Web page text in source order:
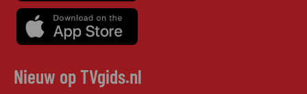
Nieuw op TVgids.nl